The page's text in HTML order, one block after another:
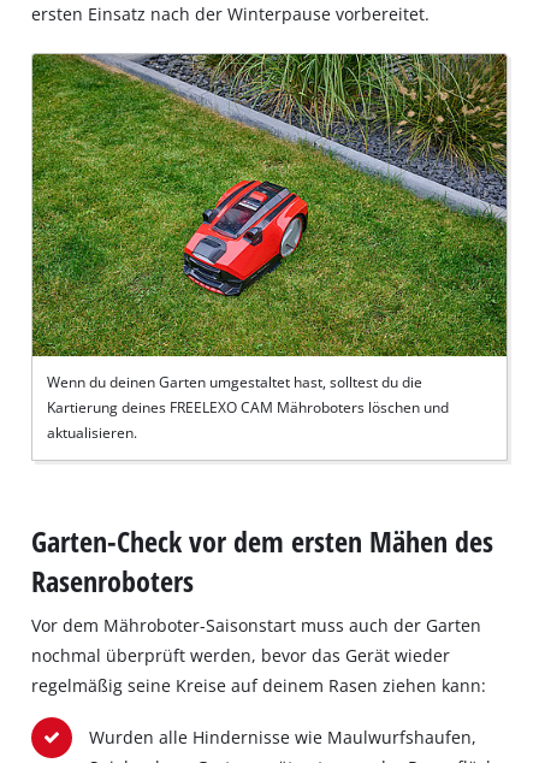
Platform
ersten Einsatz nach der Winterpause vorbereitet.
Wenn du deinen Garten umgestaltet hast, solltest du die
Kartierung deines FREELEXO CAM Mähroboters löschen und
aktualisieren.
Garten-Check vor dem ersten Mähen des
Rasenroboters
Vor dem Mähroboter-Saisonstart muss auch der Garten
nochmal überprüft werden, bevor das Gerät wieder
regelmäßig seine Kreise auf deinem Rasen ziehen kann:
Wurden alle Hindernisse wie Maulwurfshaufen,